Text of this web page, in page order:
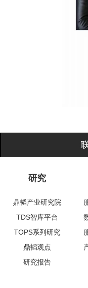
研究
鼎韬产业研究院
TDS智库平台
TOPS系列研究
鼎韬观点
研究报告